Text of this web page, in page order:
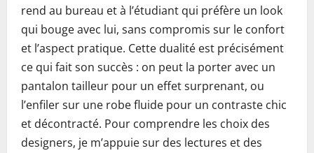
rend au bureau et à l’étudiant qui préfère un look
qui bouge avec lui, sans compromis sur le confort
et l’aspect pratique. Cette dualité est précisément
ce qui fait son succès : on peut la porter avec un
pantalon tailleur pour un effet surprenant, ou
l’enfiler sur une robe fluide pour un contraste chic
et décontracté. Pour comprendre les choix des
designers, je m’appuie sur des lectures et des